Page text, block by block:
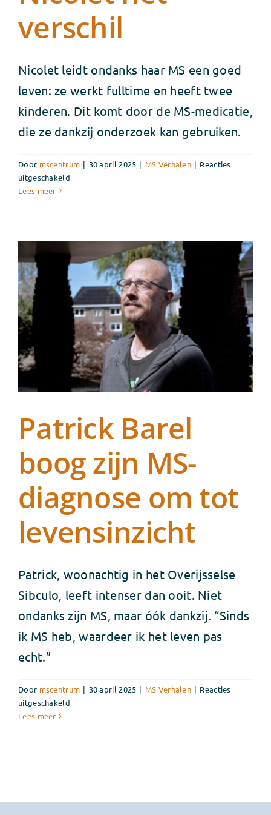
verschil
Nicolet leidt ondanks haar MS een goed
leven: ze werkt fulltime en heeft twee
kinderen. Dit komt door de MS-medicatie,
die ze dankzij onderzoek kan gebruiken.
Door mscentrum | 30 april 2025 | MS Verhalen | Reacties
uitgeschakeldvoor
Nicolet
hèt
verschil
Lees meer
Patrick Barel
boog zijn MS-
diagnose om tot
levensinzicht
Patrick, woonachtig in het Overijsselse
Sibculo, leeft intenser dan ooit. Niet
ondanks zijn MS, maar óók dankzij. “Sinds
ik MS heb, waardeer ik het leven pas
echt.”
Door mscentrum | 30 april 2025 | MS Verhalen | Reacties
uitgeschakeldvoor
Lees meer